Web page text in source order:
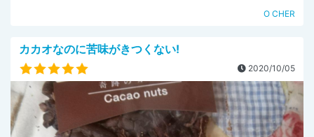
O CHER
カカオなのに苦味がきつくない!
2020/10/05